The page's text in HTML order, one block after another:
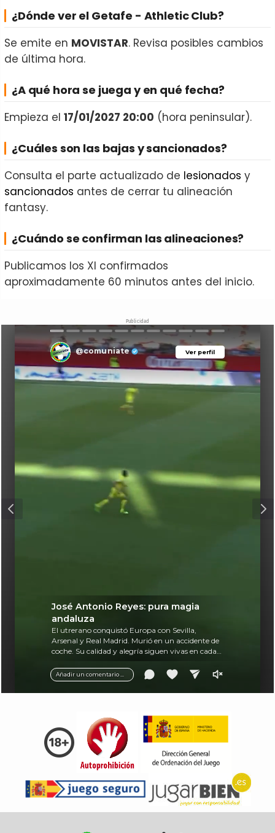
¿Dónde ver el Getafe - Athletic Club?
Se emite en MOVISTAR. Revisa posibles cambios
de última hora.
¿A qué hora se juega y en qué fecha?
Empieza el 17/01/2027 20:00 (hora peninsular).
¿Cuáles son las bajas y sancionados?
Consulta el parte actualizado de lesionados y
sancionados antes de cerrar tu alineación
fantasy.
¿Cuándo se confirman las alineaciones?
Publicamos los XI confirmados
aproximadamente 60 minutos antes del inicio.
Publicidad
Ver perfil
@comuniate Ver perfil
Añadir un comentario ...
José Antonio Reyes: pura magia
andaluza
El utrerano conquistó Europa con Sevilla,
Arsenal y Real Madrid. Murió en un accidente de
coche. Su calidad y alegría siguen vivas en cada